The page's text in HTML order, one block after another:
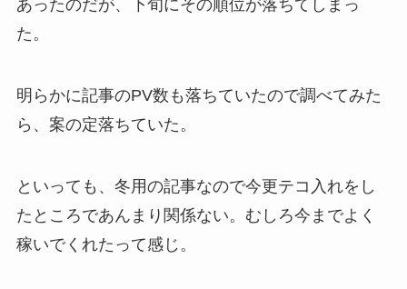
あったのだが、下旬にその順位が落ちてしまっ
た。
明らかに記事のPV数も落ちていたので調べてみた
ら、案の定落ちていた。
といっても、冬用の記事なので今更テコ入れをし
たところであんまり関係ない。むしろ今までよく
稼いでくれたって感じ。